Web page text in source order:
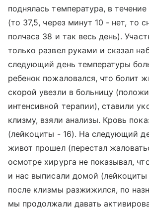
поднялась температура, в
(то 37,5, через минут 10 - нет, то
полчаса 38 и так весь день).
только развел руками и сказал
следующий день температуры
ребенок пожаловался, что болит
скорой увезли в больницу
интенсивной терапии), ставили
клизму, взяли анализы. Кровь
(лейкоциты - 16). На следующий
живот прошел (перестал
осмотре хирурга не показывал,
и нас выписали домой (лейкоциты
после клизмы разжижился, по
мы продолжали давать